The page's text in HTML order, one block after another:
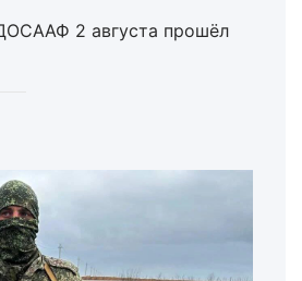
2 августа прошёл